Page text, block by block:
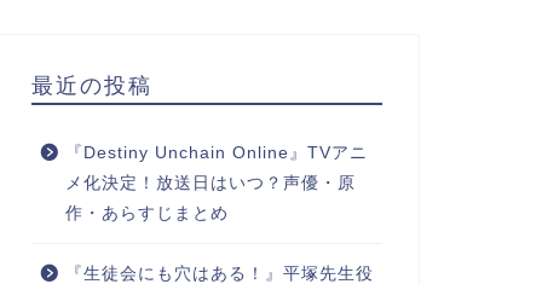
最近の投稿
『Destiny Unchain Online』TVアニ
メ化決定！放送日はいつ？声優・原
作・あらすじまとめ
『生徒会にも穴はある！』平塚先生役